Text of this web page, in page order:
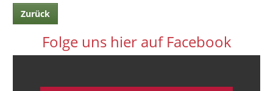
Zurück
Folge uns hier auf Facebook